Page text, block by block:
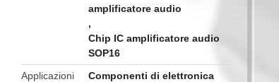
amplificatore audio
,
Chip IC amplificatore audio
SOP16
Applicazioni
Componenti di elettronica